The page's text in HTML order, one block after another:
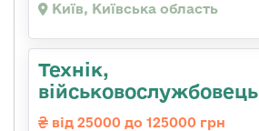
Київ, Київська область
Технік,
військовослужбовець
від 25000 до 125000 грн